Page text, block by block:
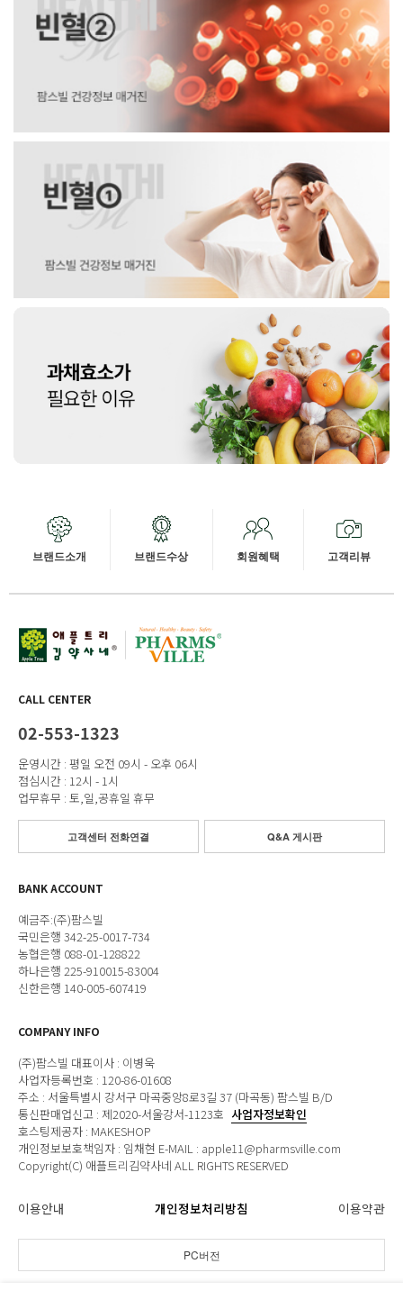
브랜드소개 브랜드수상 회원혜택 고객리뷰
CALL CENTER
02-553-1323
운영시간 : 평일 오전 09시 - 오후 06시
점심시간 : 12시 - 1시
업무휴무 : 토,일,공휴일 휴무
고객센터 전화연결 Q&A 게시판
BANK ACCOUNT
예금주:(주)팜스빌
국민은행 342-25-0017-734
농협은행 088-01-128822
하나은행 225-910015-83004
신한은행 140-005-607419
COMPANY INFO
(주)팜스빌 대표이사 : 이병욱
사업자등록번호 : 120-86-01608
주소 : 서울특별시 강서구 마곡중앙8로3길 37 (마곡동) 팜스빌 B/D
통신판매업신고 : 제2020-서울강서-1123호 사업자정보확인
호스팅제공자 : MAKESHOP
개인정보보호책임자 : 임채현 E-MAIL : apple11@pharmsville.com
Copyright(C) 애플트리김약사네 ALL RIGHTS RESERVED
이용안내 개인정보처리방침 이용약관
PC버전